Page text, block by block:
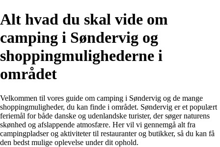
Alt hvad du skal vide om
camping i Søndervig og
shoppingmulighederne i
området
Velkommen til vores guide om camping i Søndervig og de mange
shoppingmuligheder, du kan finde i området. Søndervig er et populært
feriemål for både danske og udenlandske turister, der søger naturens
skønhed og afslappende atmosfære. Her vil vi gennemgå alt fra
campingpladser og aktiviteter til restauranter og butikker, så du kan få
den bedst mulige oplevelse under dit ophold.